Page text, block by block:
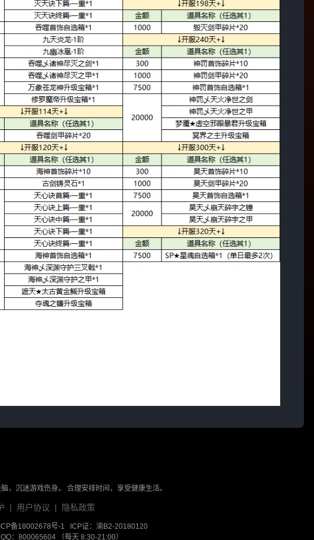
，沉迷游戏伤身。 合理安排时间，享受健康生活。
| 用户协议 | 隐私政策
备18002678号-1 ICP证：渝B2-20180120
：800065604 （每天 8:30-21:00）